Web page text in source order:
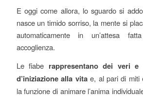
E oggi come allora, lo sguardo si
nasce un timido sorriso, la mente si
automaticamente in un’attesa
accoglienza.
Le fiabe rappresentano dei veri
d’iniziazione alla vitae, al pari di miti
la funzione di animare l’anima